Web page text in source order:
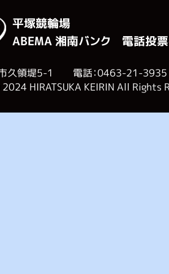
平塚競輪場
ABEMA 湘南バンク 電話投票
市久領堤5-1 電話：0463-21-3935
HIRATSUKA KEIRIN All Rights